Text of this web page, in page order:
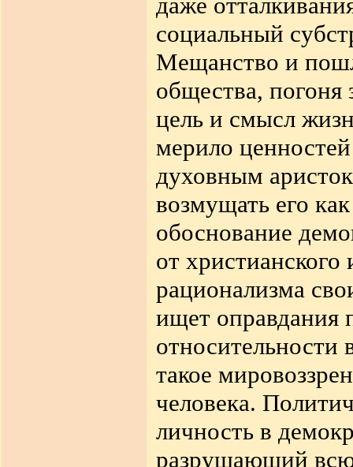
социальный
Мещанство и
общества,
цель и смысл
мерило
духовным
возмущать его
обоснование
от
рационализма
ищет оправдания
относительности
такое
человека.
личность в
разрушающий